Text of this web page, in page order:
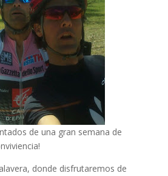
de una gran semana de
donde disfrutaremos de